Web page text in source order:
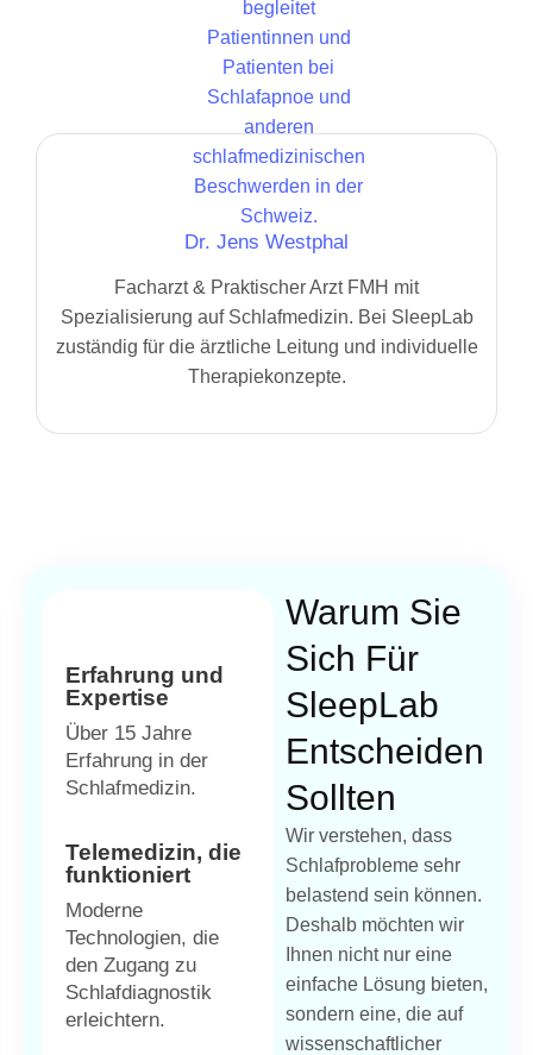
Dr. Jens Westphal
Facharzt & Praktischer Arzt FMH mit
Spezialisierung auf Schlafmedizin. Bei SleepLab
zuständig für die ärztliche Leitung und individuelle
Therapiekonzepte.
Erfahrung und
Expertise
Über 15 Jahre
Erfahrung in der
Schlafmedizin.
Telemedizin, die
funktioniert
Moderne
Technologien, die
den Zugang zu
Schlafdiagnostik
erleichtern.
Warum Sie
Sich Für
SleepLab
Entscheiden
Sollten
Wir verstehen, dass
Schlafprobleme sehr
belastend sein können.
Deshalb möchten wir
Ihnen nicht nur eine
einfache Lösung bieten,
sondern eine, die auf
wissenschaftlicher